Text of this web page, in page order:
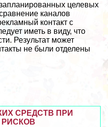
целевых
каналов
контакт с
иметь в виду, что
Результат может
не были отделены
СРЕДСТВ ПРИ
РИСКОВ